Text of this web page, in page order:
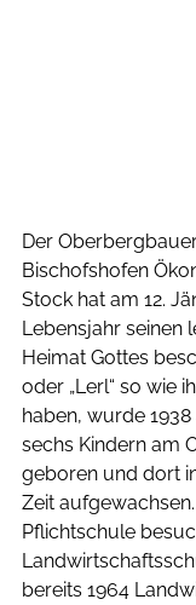
Der
Bischofshofen
Stock hat am 12.
Lebensjahr seinen
Heimat Gottes
oder „Lerl“ so wie
haben, wurde
sechs Kindern am
geboren und dort
Zeit
Pflichtschule
bereits 1964